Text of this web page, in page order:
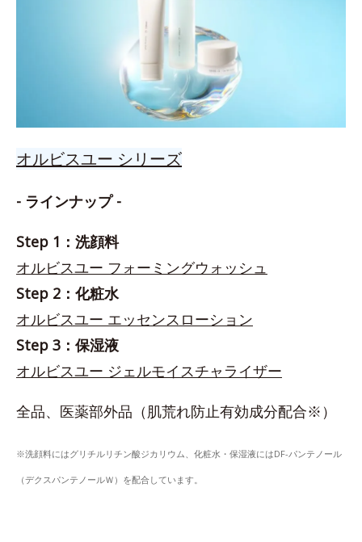
オルビスユー シリーズ
- ラインナップ -
Step 1：洗顔料
オルビスユー フォーミングウォッシュ
Step 2：化粧水
オルビスユー エッセンスローション
Step 3：保湿液
オルビスユー ジェルモイスチャライザー
全品、医薬部外品（肌荒れ防止有効成分配合※）
※洗顔料にはグリチルリチン酸ジカリウム、化粧水・保湿液にはDF-パンテノール
（デクスパンテノールＷ）を配合しています。